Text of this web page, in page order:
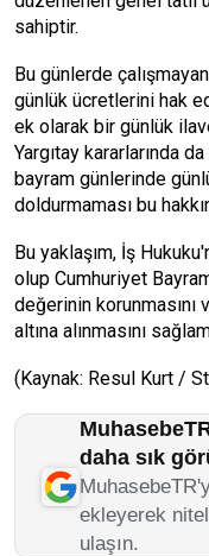
sahiptir.
Bu günlerde
günlük ücretlerini hak
ek olarak bir günlük
Yargıtay kararlarında
bayram günlerinde
doldurmaması bu
Bu yaklaşım, İş
olup Cumhuriyet
değerinin korunmasını
altına alınmasını
(Kaynak: Resul Kurt /
daha sık
ekleyerek
ulaşın.